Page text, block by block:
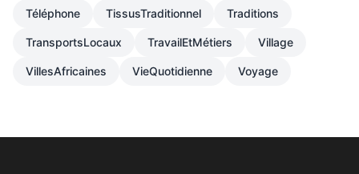
Téléphone TissusTraditionnel Traditions
TransportsLocaux TravailEtMétiers Village
VillesAfricaines VieQuotidienne Voyage